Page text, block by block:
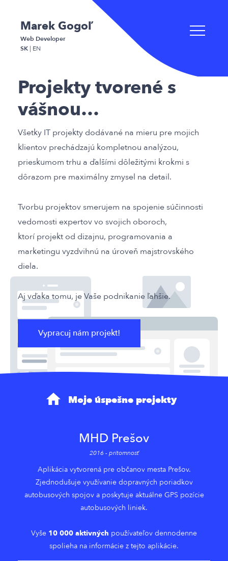
Marek Gogoľ
SK | EN
Web Developer
Projekty tvorené s
vášnou…
Všetky IT projekty dodávané na mieru pre mojich
klientov prechádzajú kompletnou analýzou,
prieskumom trhu a ďalšími dôležitými krokmi s
dôrazom pre maximálny zmysel na detail.
Tvorbu projektov smerujem na spojenie súčinnosti
vedomosti expertov vo svojich oboroch,
ktorí projekt od dizajnu, programovania a
marketingu vyzdvihnú na úroveň majstrovského
diela.
Aj vďaka tomu, je Vaše podnikanie ľahšie.
Vypracuj nám projekt!
Moje úspešne projekty
MHD Prešov
2016 - prítomnosť
Aplikácia vytvorená pre občanov mesta Prešov.
Zjednodušuje využívanie dopravných poriadkov
autobusových spojov a poskytuje aktuálne GPS pozície
autobusových liniek.
Vyše 10 000 aktivných používateľov dennodenne
spolieha na informácie z tejto aplikácie.